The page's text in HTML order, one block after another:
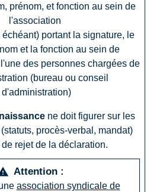
prénom, et fonction au sein de
l'association
échéant) portant la signature, le
et la fonction au sein de
des personnes chargées de
(bureau ou conseil
d'administration)
ne doit figurer sur les
procès-verbal, mandat)
rejet de la déclaration.
Attention :
association syndicale de